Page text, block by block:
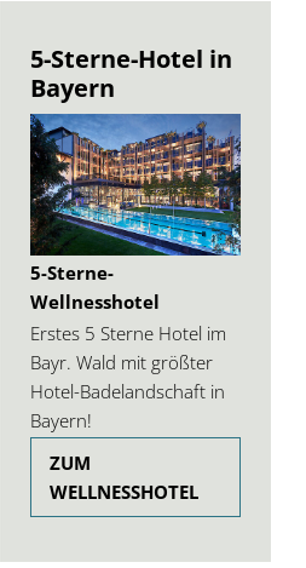
5-Sterne-Hotel in
Bayern
5-Sterne-
Wellnesshotel
Erstes 5 Sterne Hotel im
Bayr. Wald mit größter
Hotel-Badelandschaft in
Bayern!
ZUM
WELLNESSHOTEL